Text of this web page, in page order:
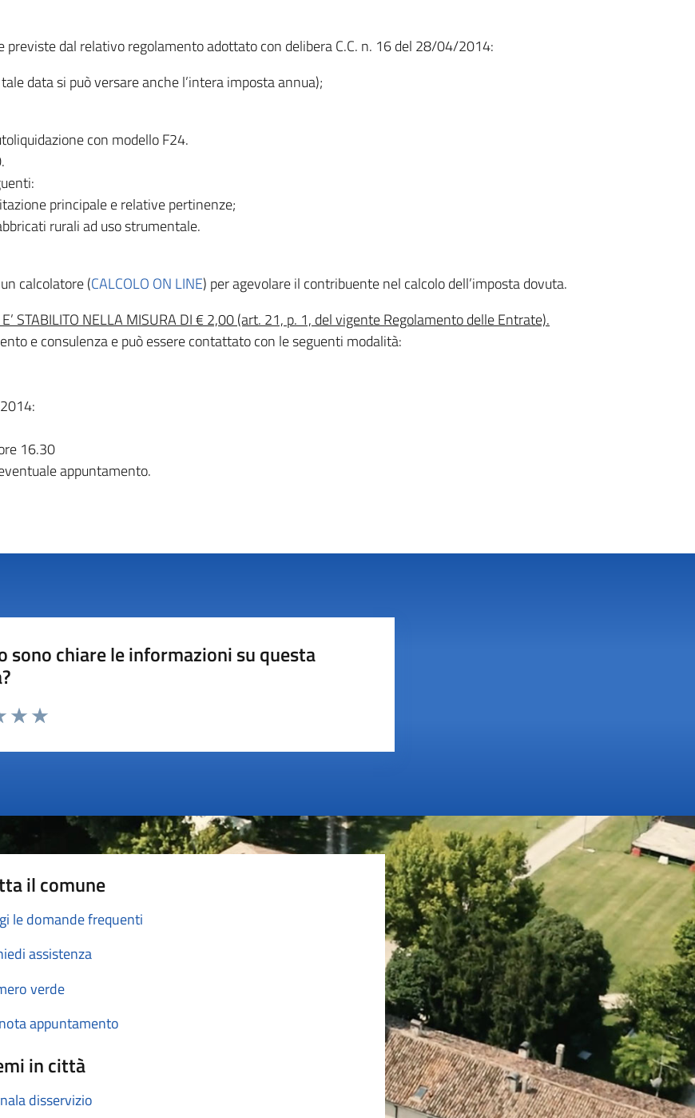
previste dal relativo regolamento adottato con delibera C.C. n. 16 del 28/04/2014:
data si può versare anche l’intera imposta annua);
con modello F24.
principale e relative pertinenze;
rurali ad uso strumentale.
calcolatore (CALCOLO ON LINE) per agevolare il contribuente nel calcolo dell’imposta dovuta.
STABILITO NELLA MISURA DI € 2,00 (art. 21, p. 1, del vigente Regolamento delle Entrate).
e consulenza e può essere contattato con le seguenti modalità:
16.30
appuntamento.
sono chiare le informazioni su questa
il comune
le domande frequenti
assistenza
verde
appuntamento
in città
disservizio